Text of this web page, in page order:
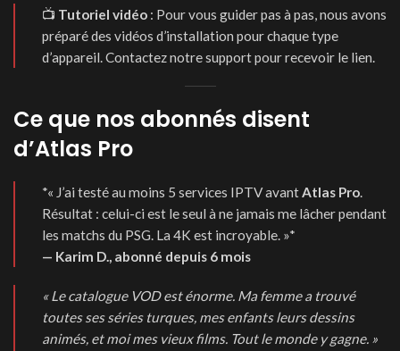
📺 Tutoriel vidéo : Pour vous guider pas à pas, nous avons
préparé des vidéos d’installation pour chaque type
d’appareil.Contactez notre supportpour recevoir le lien.
Ce que nos abonnés disent
d’Atlas Pro
*« J’ai testé au moins 5 services IPTV avantAtlas Pro.
Résultat : celui-ci est le seul à ne jamais me lâcher pendant
les matchs du PSG. La 4K est incroyable. »*
— Karim D., abonné depuis 6 mois
« Le catalogue VOD est énorme. Ma femme a trouvé
toutes ses séries turques, mes enfants leurs dessins
animés, et moi mes vieux films. Tout le monde y gagne. »